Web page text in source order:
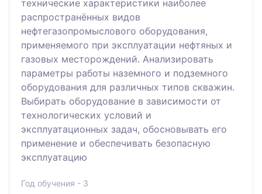
технические характеристики наиболее
распространённых видов
нефтегазопромыслового оборудования,
применяемого при эксплуатации нефтяных и
газовых месторождений. Анализировать
параметры работы наземного и подземного
оборудования для различных типов скважин.
Выбирать оборудование в зависимости от
технологических условий и
эксплуатационных задач, обосновывать его
применение и обеспечивать безопасную
эксплуатацию
Год обучения - 3